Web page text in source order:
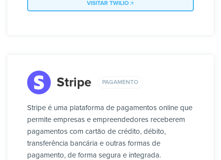
VISITAR TWILIO
Stripe PAGAMENTO
Stripe é uma plataforma de pagamentos online que
permite empresas e empreendedores receberem
pagamentos com cartão de crédito, débito,
transferência bancária e outras formas de
pagamento, de forma segura e integrada.